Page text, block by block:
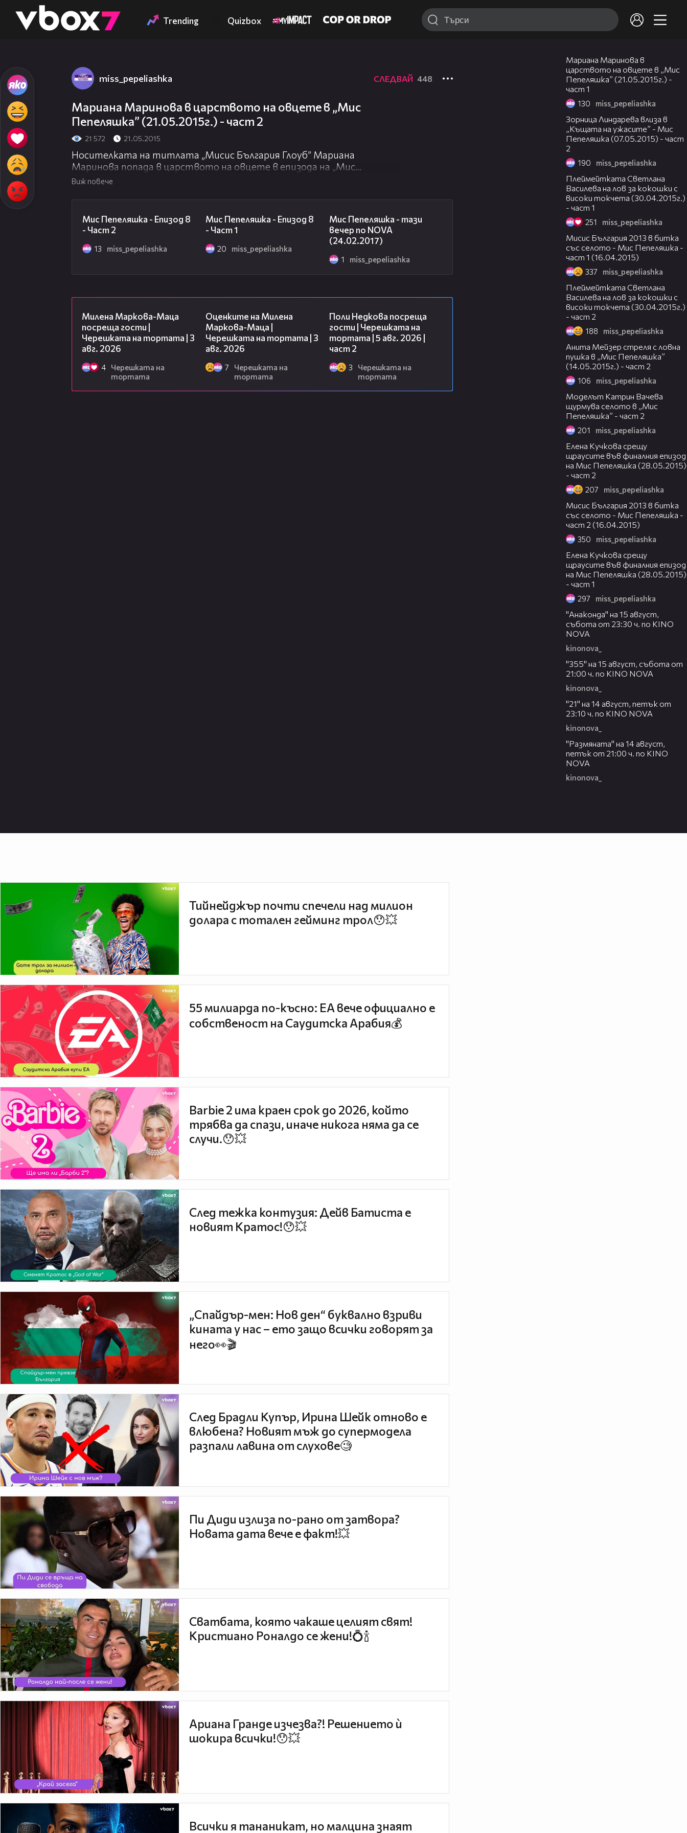
👾 Trending Quizbox
miss_pepeliashka СЛЕДВАЙ 448
Мариана Маринова в царството на овцете в „Мис
Пепеляшка” (21.05.2015г.) - част 2
21 572 21.05.2015
Носителката на титлата „Мисис България Глоуб” Мариана
Маринова попада в царството на овцете в епизода на „Мис
Пепеляшка” този четвъртък, 21 май, от 22.00 ч. по Нова.
Блондинката, която организира конкурса „Мис Силикон”, ще се
отправи към село Любеново, където ще я посрещнат над 200 овце.
Тя ще запретне ръкави за приготвянето на празнична гергьовска
трапеза, което обаче няма да се окаже лесна работа. Миската ще
трябва да усвои куп фермерски задачи, някои от които толкова
екстремни, че със сигурност биха изплашили доста мъже. За три
дни Мариана Маринова ще се превърне в истинска господарка на
Виж повече
Мис Пепеляшка - Епизод 8
- Част 2
13 miss_pepeliashka
Мис Пепеляшка - Епизод 8
- Част 1
20 miss_pepeliashka
Мис Пепеляшка - тази
вечер по NOVA
(24.02.2017)
1 miss_pepeliashka
Милена Маркова-Маца
посреща гости |
Черешката на тортата | 3
авг. 2026
4
Черешката на
тортата
Оценките на Милена
Маркова-Маца |
Черешката на тортата | 3
авг. 2026
7
Черешката на
тортата
Поли Недкова посреща
гости | Черешката на
тортата | 5 авг. 2026 |
част 2
3
Черешката на
тортата
Мариана Маринова в
царството на овцете в „Мис
Пепеляшка” (21.05.2015г.) -
част 1
130 miss_pepeliashka
Зорница Линдарева влиза в
„Къщата на ужасите” - Мис
Пепеляшка (07.05.2015) - част
2
190 miss_pepeliashka
Плеймейтката Светлана
Василева на лов за кокошки с
високи токчета (30.04.2015г.)
- част 1
251 miss_pepeliashka
Мисис България 2013 в битка
със селото - Мис Пепеляшка -
част 1 (16.04.2015)
337 miss_pepeliashka
Плеймейтката Светлана
Василева на лов за кокошки с
високи токчета (30.04.2015г.)
- част 2
188 miss_pepeliashka
Анита Мейзер стреля с ловна
пушка в „Мис Пепеляшка”
(14.05.2015г.) - част 2
106 miss_pepeliashka
Моделът Катрин Вачева
щурмува селото в „Мис
Пепеляшка” - част 2
201 miss_pepeliashka
Елена Кучкова срещу
щраусите във финалния епизод
на Мис Пепеляшка (28.05.2015)
- част 2
207 miss_pepeliashka
Мисис България 2013 в битка
със селото - Мис Пепеляшка -
част 2 (16.04.2015)
350 miss_pepeliashka
Елена Кучкова срещу
щраусите във финалния епизод
на Мис Пепеляшка (28.05.2015)
- част 1
297 miss_pepeliashka
"Анаконда" на 15 август,
събота от 23:30 ч. по KINO
NOVA
kinonova_
"355" на 15 август, събота от
21:00 ч. по KINO NOVA
kinonova_
"21" на 14 август, петък от
23:10 ч. по KINO NOVA
kinonova_
"Размянaта" на 14 август,
петък от 21:00 ч. по KINO
NOVA
kinonova_
Тийнейджър почти спечели над милион
долара с тотален гейминг трол😯💥
55 милиарда по-късно: EA вече официално е
собственост на Саудитска Арабия💰
Barbie 2 има краен срок до 2026, който
трябва да спази, иначе никога няма да се
случи.😯💥
След тежка контузия: Дейв Батиста е
новият Кратос!😯💥
„Спайдър-мен: Нов ден“ буквално взриви
кината у нас – ето защо всички говорят за
него👀🎬
След Брадли Купър, Ирина Шейк отново е
влюбена? Новият мъж до супермодела
разпали лавина от слухове🧐
Пи Диди излиза по-рано от затвора?
Новата дата вече е факт!💥
Сватбата, която чакаше целият свят!
Кристиано Роналдо се жени!💍🍾
Ариана Гранде изчезва?! Решението ѝ
шокира всички!😯💥
Всички я тананикат, но малцина знаят